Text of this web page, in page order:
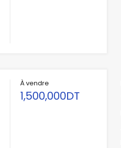
À vendre
1,500,000DT